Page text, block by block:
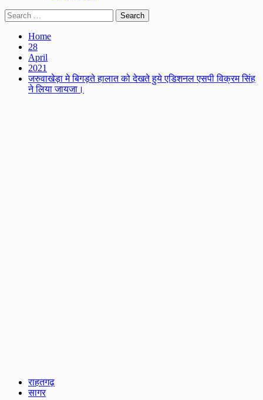
Search
for:
Home
28
April
2021
जरुवाखेड़ा मे बिगड़ते हालात को देखते हुये एडिशनल एसपी विक्रम सिंह
ने लिया जायजा।
राहतगढ़
सागर